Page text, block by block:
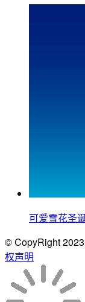
可爱雪花圣
© CopyRight
权声明